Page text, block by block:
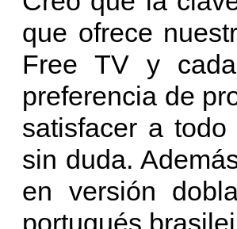
que ofrece
Free TV y
preferencia de
satisfacer a
sin duda.
en versión
portugués